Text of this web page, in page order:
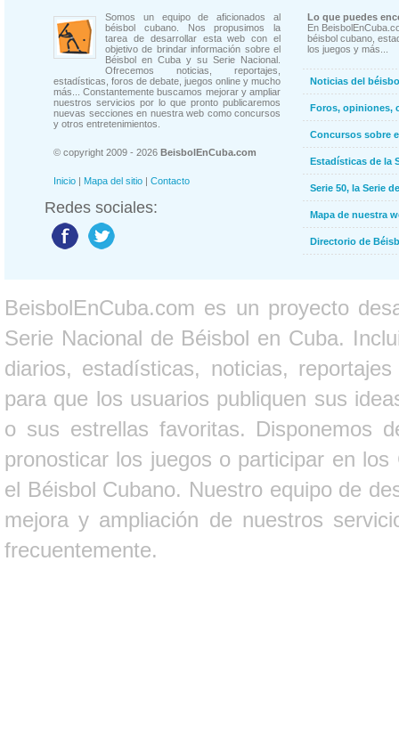
Somos un equipo de aficionados al
béisbol cubano. Nos propusimos la
tarea de desarrollar esta web con el
objetivo de brindar información sobre el
Béisbol en Cuba y su Serie Nacional.
Ofrecemos noticias, reportajes,
estadísticas, foros de debate, juegos online y mucho
más... Constantemente buscamos mejorar y ampliar
nuestros servicios por lo que pronto publicaremos
nuevas secciones en nuestra web como concursos
y otros entretenimientos.
© copyright 2009 - 2026 BeisbolEnCuba.com
Inicio | Mapa del sitio | Contacto
Redes sociales:
Lo que puedes
En
béisbol cubano,
los juegos y más...
Noticias del
Foros, opiniones,
Concursos sobre
Estadísticas de la
Serie 50, la Serie
Mapa de nuestra
Directorio de
BeisbolEnCuba.com es un proyecto
Serie Nacional de Béisbol en Cuba.
diarios, estadísticas, noticias,
para que los usuarios publiquen sus
o sus estrellas favoritas. Disponemos
pronosticar los juegos o participar en
el Béisbol Cubano. Nuestro equipo de
mejora y ampliación de nuestros
frecuentemente.